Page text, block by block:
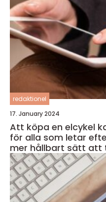
redaktionel
17. January 2024
Att köpa en elcykel
för alla som letar
mer hållbart sätt att